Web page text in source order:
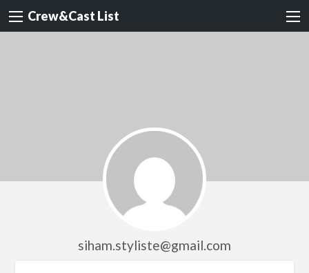
Crew&Cast List
siham.styliste@gmail.com